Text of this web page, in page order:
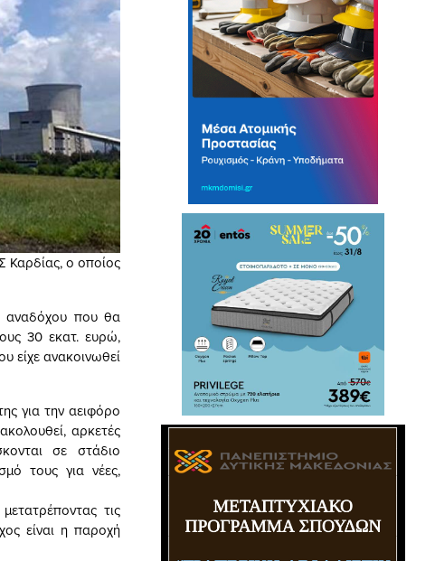
Καρδίας, ο οποίος
αναδόχου που θα
30 εκατ. ευρώ,
είχε ανακοινωθεί
για την αειφόρο
αρκετές
σε στάδιο
τους για νέες,
τις
είναι η παροχή